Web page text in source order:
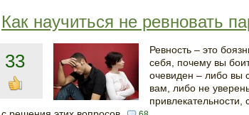
Как научиться не ревновать
33
Ревность – это
себя, почему вы
очевиден – либо вы
вам, либо не
привлекательности,